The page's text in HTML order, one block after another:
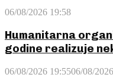
06/08/2026 19:58
Humanitarna
godine realizuje
06/08/2026 19:5506/08/